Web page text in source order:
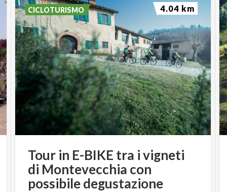
Tour in E-BIKE tra i vigneti
di Montevecchia con
possibile degustazione
CICLOTURISMO 4.04 km